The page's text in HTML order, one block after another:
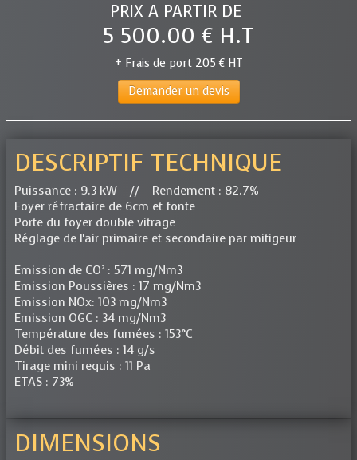
PRIX A PARTIR DE
5 500.00 € H.T
+ Frais de port 205 € HT
Demander un devis
DESCRIPTIF TECHNIQUE
Puissance : 9.3 kW // Rendement : 82.7%
Foyer réfractaire de 6cm et fonte
Porte du foyer double vitrage
Réglage de l'air primaire et secondaire par mitigeur
Emission de CO² : 571 mg/Nm3
Emission Poussières : 17 mg/Nm3
Emission NOx: 103 mg/Nm3
Emission OGC : 34 mg/Nm3
Température des fumées : 153°C
Débit des fumées : 14 g/s
Tirage mini requis : 11 Pa
ETAS : 73%
DIMENSIONS